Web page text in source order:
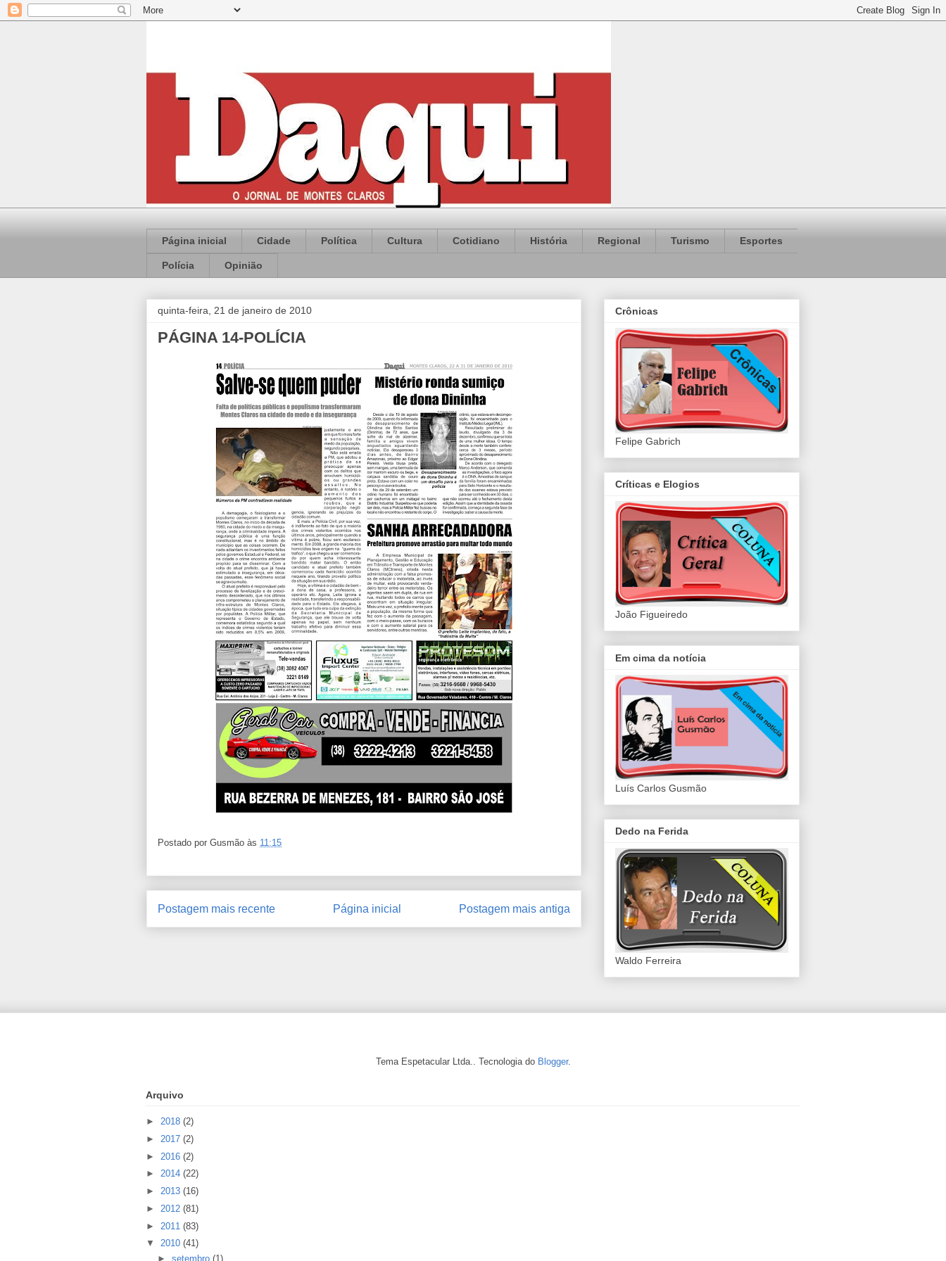
Página inicial Cidade Política Cultura Cotidiano História Regional Turismo Esportes
Polícia Opinião
quinta-feira, 21 de janeiro de 2010
PÁGINA 14-POLÍCIA
Postado por Gusmão às 11:15
Postagem mais recente Postagem mais antiga
Página inicial
Crônicas
Felipe Gabrich
Críticas e Elogios
João Figueiredo
Em cima da notícia
Luís Carlos Gusmão
Dedo na Ferida
Waldo Ferreira
Tema Espetacular Ltda.. Tecnologia do Blogger.
Arquivo
► 2018 (2)
► 2017 (2)
► 2016 (2)
► 2014 (22)
► 2013 (16)
► 2012 (81)
► 2011 (83)
▼ 2010 (41)
► setembro (1)